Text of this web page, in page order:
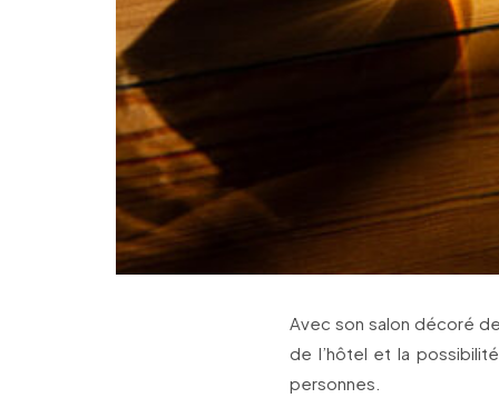
Avec son salon décoré
de l’hôtel et la
personnes.